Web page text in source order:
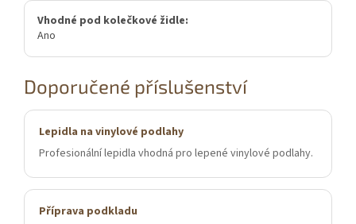
Vhodné pod kolečkové židle:
Ano
Doporučené příslušenství
Lepidla na vinylové podlahy
Profesionální lepidla vhodná pro lepené vinylové podlahy.
Příprava podkladu